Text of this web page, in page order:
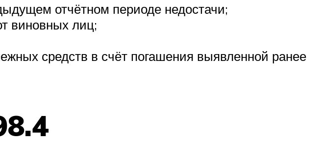
отчётном периоде недостачи;
виновных лиц;
средств в счёт погашения выявленной ранее